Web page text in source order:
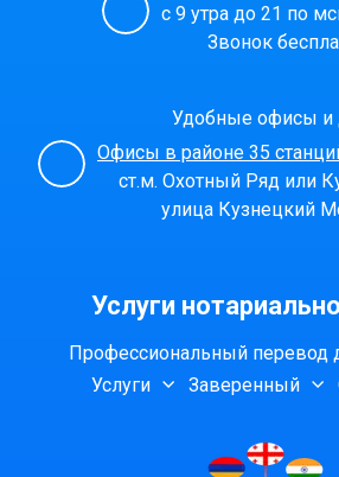
с 9 утра до 21 по
Звонок
Удобные офисы и
Офисы в районе 35
ст.м. Охотный Ряд или
улица Кузнецкий
Услуги
Профессиональный перевод
Услуги
Заверенный